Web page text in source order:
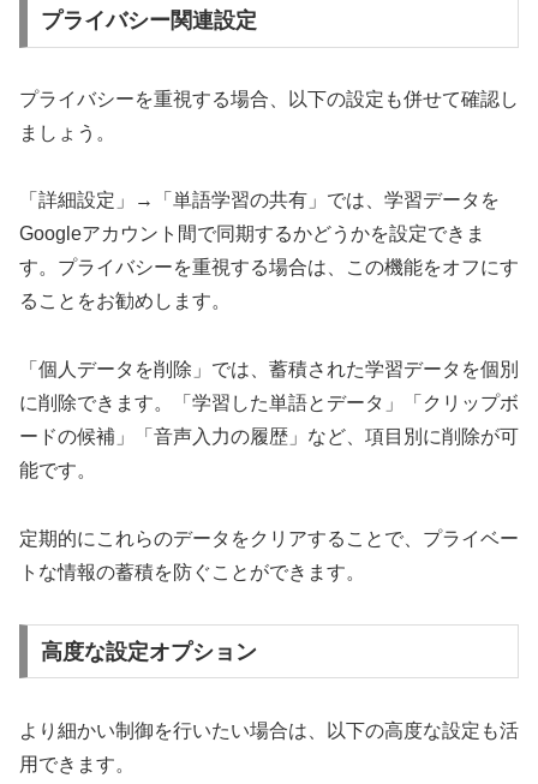
プライバシー関連設定
プライバシーを重視する場合、以下の設定も併せて確認し
ましょう。
「詳細設定」→「単語学習の共有」では、学習データを
Googleアカウント間で同期するかどうかを設定できま
す。プライバシーを重視する場合は、この機能をオフにす
ることをお勧めします。
「個人データを削除」では、蓄積された学習データを個別
に削除できます。「学習した単語とデータ」「クリップボ
ードの候補」「音声入力の履歴」など、項目別に削除が可
能です。
定期的にこれらのデータをクリアすることで、プライベー
トな情報の蓄積を防ぐことができます。
高度な設定オプション
より細かい制御を行いたい場合は、以下の高度な設定も活
用できます。